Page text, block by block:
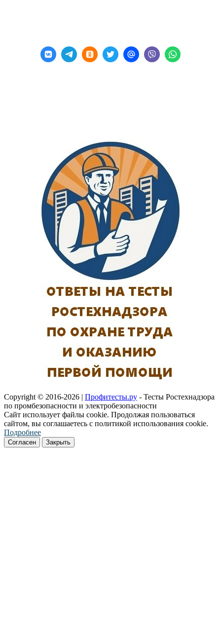
Copyright © 2016-2026 | Профитесты.ру - Тесты Ростехнадзора
по промбезопасности и электробезопасности
Сайт использует файлы cookie. Продолжая пользоваться
сайтом, вы соглашаетесь с политикой использования cookie.
Подробнее
Согласен Закрыть